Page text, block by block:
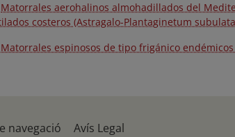
Matorrales aerohalinos almohadillados del
costeros (Astragalo-Plantaginetum
Matorrales espinosos de tipo frigánico
navegació Avís Legal